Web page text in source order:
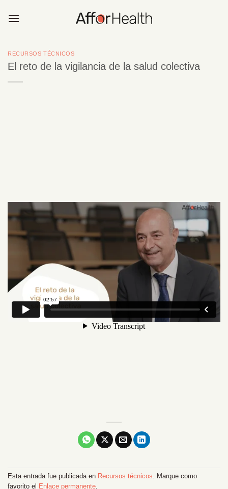
RECURSOS TÉCNICOS
El reto de la vigilancia de la salud colectiva
Esta entrada fue publicada en Recursos técnicos . Marque como
favorito el Enlace permanente